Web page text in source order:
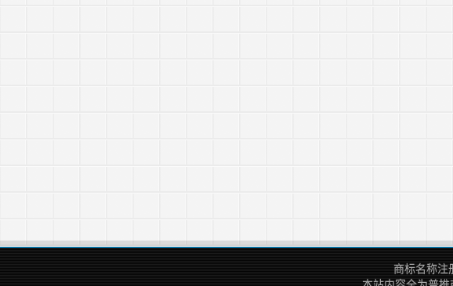
商标名称注